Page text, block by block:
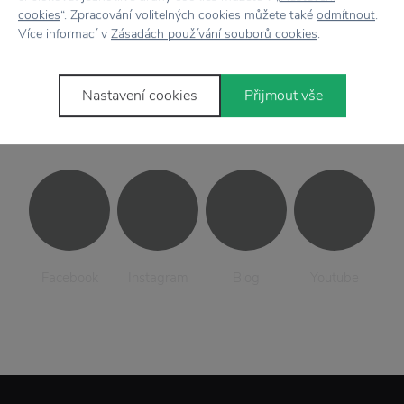
Sledujtenás
cookies“. Zpracování volitelných cookies můžete také odmítnout.
Více informací v Zásadách používání souborů cookies.
Nastavení cookies Přijmout vše